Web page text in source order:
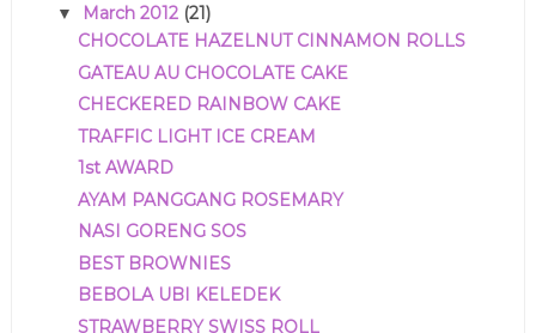
▼ March 2012 (21)
CHOCOLATE HAZELNUT CINNAMON ROLLS
GATEAU AU CHOCOLATE CAKE
CHECKERED RAINBOW CAKE
TRAFFIC LIGHT ICE CREAM
1st AWARD
AYAM PANGGANG ROSEMARY
NASI GORENG SOS
BEST BROWNIES
BEBOLA UBI KELEDEK
STRAWBERRY SWISS ROLL